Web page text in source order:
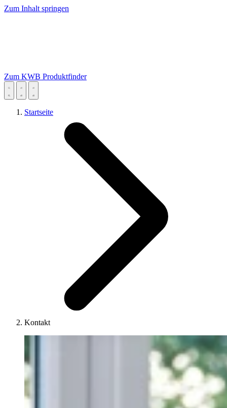
Zum Inhalt springen
Zum KWB Produktfinder
Startseite
Kontakt